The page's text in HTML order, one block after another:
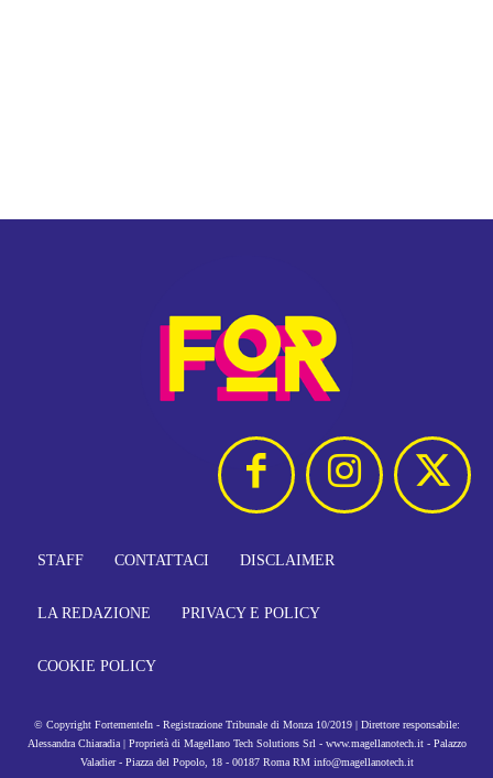
STAFF CONTATTACI DISCLAIMER
LA REDAZIONE PRIVACY E POLICY
COOKIE POLICY
© Copyright FortementeIn - Registrazione Tribunale di Monza 10/2019 | Direttore responsabile:
Alessandra Chiaradia | Proprietà di Magellano Tech Solutions Srl - www.magellanotech.it - Palazzo
Valadier - Piazza del Popolo, 18 - 00187 Roma RM info@magellanotech.it